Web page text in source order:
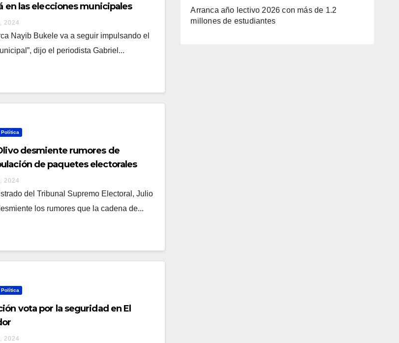
en las elecciones municipales
2024
Nayib Bukele va a seguir impulsando el
dijo el periodista Gabriel...
Política
desmiente rumores de
de paquetes electorales
2024
del Tribunal Supremo Electoral, Julio
los rumores que la cadena de...
Política
vota por la seguridad en El
2024
Arranca año lectivo 2026 con más de 1.2
millones de estudiantes